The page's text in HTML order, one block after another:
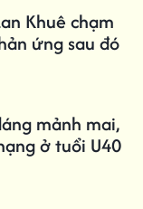
Khuê chạm
ứng sau đó
mảnh mai,
ở tuổi U40